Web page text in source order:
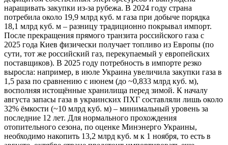
наращивать закупки из-за рубежа. В 2024 году страна
потребила около 19,9 млрд куб. м газа при добыче порядка
18,1 млрд куб. м – разницу традиционно покрывал импорт.
После прекращения прямого транзита российского газа с
2025 года Киев физически получает топливо из Европы (по
сути, тот же российский газ, перекупаемый у европейских
поставщиков). В 2025 году потребность в импорте резко
выросла: например, в июле Украина увеличила закупки газа в
1,5 раза по сравнению с июнем (до ~0,833 млрд куб. м),
восполняя истощённые хранилища перед зимой. К началу
августа запасы газа в украинских ПХГ составляли лишь около
32% ёмкости (~10 млрд куб. м) – минимальный уровень за
последние 12 лет. Для нормального прохождения
отопительного сезона, по оценке Минэнерго Украины,
необходимо накопить 13,2 млрд куб. м к 1 ноября, то есть в